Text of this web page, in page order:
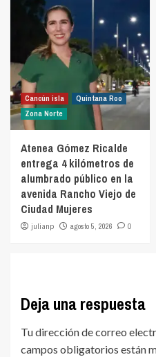
Cancún isla
Quintana Roo
Zona Norte
Atenea Gómez Ricalde
entrega 4 kilómetros de
alumbrado público en la
avenida Rancho Viejo de
Ciudad Mujeres
julianp agosto 5, 2026 0
Deja una respuesta
Tu dirección de correo
campos obligatorios están